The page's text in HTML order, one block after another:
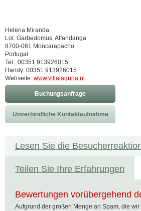
Helena Miranda
Lot. Garbedomus, Alfandanga
8700-061 Moncarapacho
Portugal
Tel.: 00351 913926015
Handy: 00351 913926015
Webseite: www.villalaguna.nl
Buchungsanfrage
Unverbindliche Kontaktaufnahme
Lesen Sie die
Teilen Sie Ihre Erfahrungen
Bewertungen vorübergehend
Aufgrund der großen Menge an Spam, die